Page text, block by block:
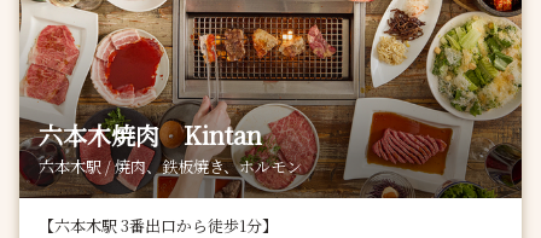
六本木焼肉 Kintan
六本木駅 / 焼肉、鉄板焼き、ホルモン
【六本木駅 3番出口から徒歩1分】